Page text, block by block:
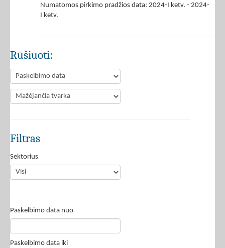
Numatomos pirkimo pradžios data: 2024-I ketv. - 2024-
I ketv.
Rūšiuoti:
Filtras
Sektorius
Paskelbimo data nuo
Paskelbimo data iki